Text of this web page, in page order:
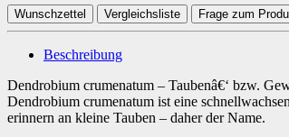
Wunschzettel Vergleichsliste Frage zum
Beschreibung
Dendrobium crumenatum – Taubenâ€‘ bzw.
Dendrobium crumenatum ist eine
erinnern an kleine Tauben – daher der Name.